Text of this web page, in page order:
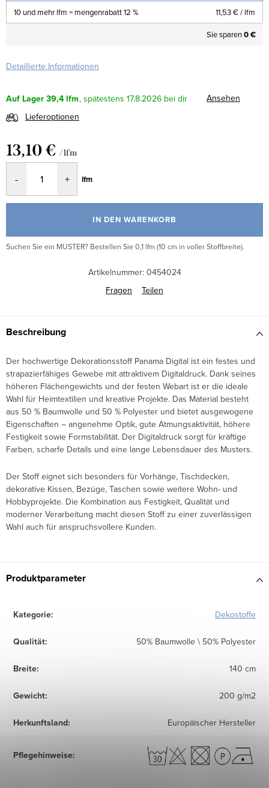
10 und mehr lfm = mengenrabatt 12 % 11,53 €/ lfm
Sie sparen0 €
Detaillierte Informationen
Auf Lager39,4 lfm 17.8.2026
Ansehen
Lieferoptionen
13,10 € / lfm
lfm
IN DEN WARENKORB
Suchen Sie ein MUSTER? Bestellen Sie 0,1 lfm (10 cm in voller Stoffbreite).
Artikelnummer: 0454024
Fragen
Teilen
Beschreibung
Der hochwertige Dekorationsstoff Panama Digital ist ein festes und
strapazierfähiges Gewebe mit attraktivem Digitaldruck. Dank seines
höheren Flächengewichts und der festen Webart ist er die ideale
Wahl für Heimtextilien und kreative Projekte. Das Material besteht
aus 50 % Baumwolle und 50 % Polyester und bietet ausgewogene
Eigenschaften – angenehme Optik, gute Atmungsaktivität, höhere
Festigkeit sowie Formstabilität. Der Digitaldruck sorgt für kräftige
Farben, scharfe Details und eine lange Lebensdauer des Musters.
Der Stoff eignet sich besonders für Vorhänge, Tischdecken,
dekorative Kissen, Bezüge, Taschen sowie weitere Wohn- und
Hobbyprojekte. Die Kombination aus Festigkeit, Qualität und
moderner Verarbeitung macht diesen Stoff zu einer zuverlässigen
Wahl auch für anspruchsvollere Kunden.
Produktparameter
Kategorie: Dekostoffe
Qualität: 50% Baumwolle \ 50% Polyester
Breite: 140 cm
Gewicht: 200 g/m2
Herkunftsland: Europäischer Hersteller
Pflegehinweise: